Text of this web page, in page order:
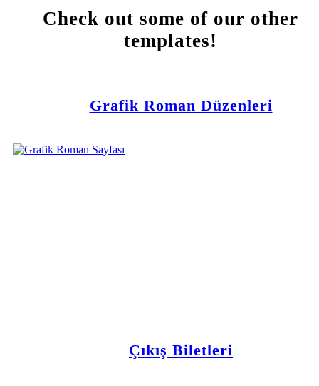
Check out some of our other
templates!
Grafik Roman Düzenleri
Çıkış Biletleri